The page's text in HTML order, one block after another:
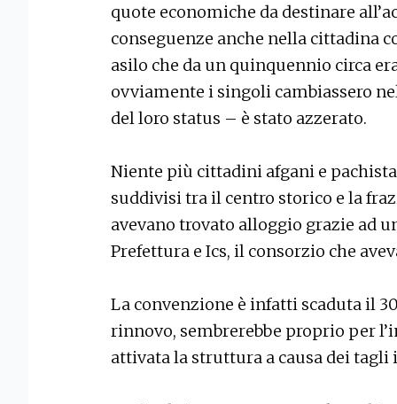
quote economiche da destinare
conseguenze anche nella cittadina
asilo che da un quinquennio circa
ovviamente i singoli cambiassero
del loro status – è stato azzerato.
Niente più cittadini afgani e
suddivisi tra il centro storico e la
avevano trovato alloggio grazie ad
Prefettura e Ics, il consorzio che
La convenzione è infatti scaduta il
rinnovo, sembrerebbe proprio per
attivata la struttura a causa dei tagli